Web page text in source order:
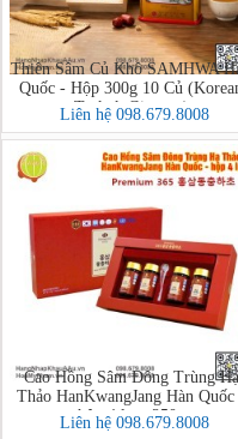
Thiên Sâm Củ Khô SAMHWA
Quốc - Hộp 300g 10 Củ
Taekuk Ginseng)
Liên hệ 098.679.8008
Cao Hồng Sâm Đông Trùng Hạ
Thảo HanKwangJang Hàn
hộp 4 lọ x 250g
Liên hệ 098.679.8008